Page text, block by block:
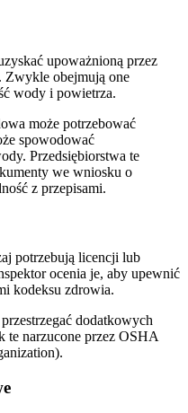
upoważnioną przez
Zwykle obejmują one
wody i powietrza.
może potrzebować
spowodować
Przedsiębiorstwa te
we wniosku o
z przepisami.
potrzebują licencji lub
ocenia je, aby upewnić
kodeksu zdrowia.
dodatkowych
te narzucone przez OSHA